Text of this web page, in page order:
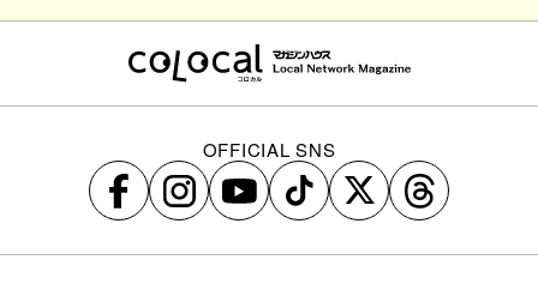
OFFICIAL SNS